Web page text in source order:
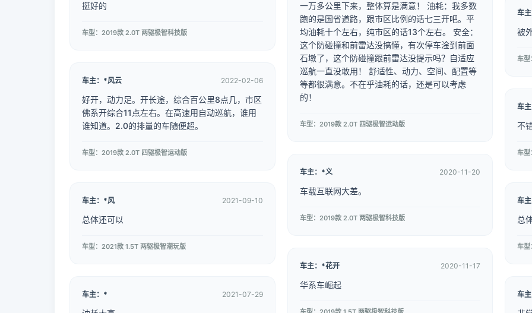
挺好的
车型：2019款 2.0T 两驱极智科技版
车主：*风云 2022-02-06
好开，动力足。开长途，综合百公里8点几，市区
佛系开综合11点左右。在高速用自动巡航，谁用
谁知道。2.0的排量的车随便超。
车型：2019款 2.0T 四驱极智运动版
车主：*风 2021-09-10
总体还可以
车型：2021款 1.5T 两驱极智潮玩版
车主：* 2021-07-29
一万多公里下来，整体算是满意！ 油耗：我多数
跑的是国省道路，跟市区比例的话七三开吧。平
均油耗十个左右，纯市区的话13个左右。 安全：
这个防碰撞和前雷达没搞懂，有次停车淦到前面
石墩了，这个防碰撞跟前雷达没提示吗？自适应
巡航一直没敢用！ 舒适性、动力、空间、配置等
等都很满意。不在乎油耗的话，还是可以考虑
的！
车型：2019款 2.0T 四驱极智运动版
车主：*义 2020-11-20
车载互联网大差。
车型：2019款 2.0T 两驱极智科技版
车主：*花开 2020-11-17
华系车崛起
车
被
车型
车
不
车
车
总
车型
车